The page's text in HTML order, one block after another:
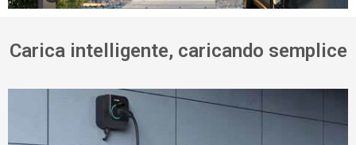
Carica intelligente, caricando semplice